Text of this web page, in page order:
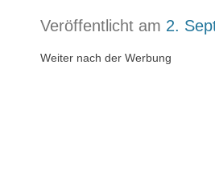
Veröffentlicht am 2.
Weiter nach der Werbung